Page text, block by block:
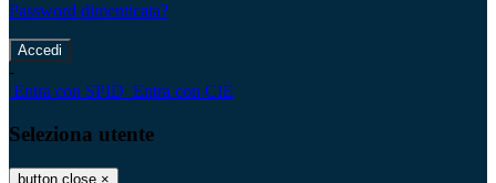
Password dimenticata?
-
Entra con SPID Entra con CIE
Seleziona utente
button close ×